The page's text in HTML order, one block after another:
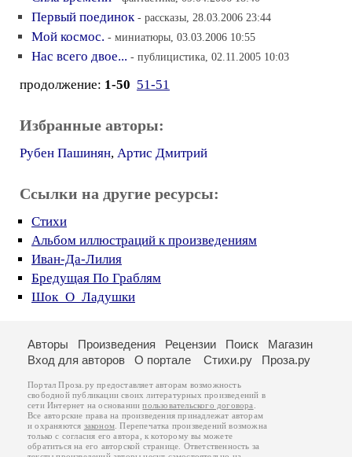
Первый поединок - рассказы, 28.03.2006 23:44
Мой космос. - миниатюры, 03.03.2006 10:55
Нас всего двое... - публицистика, 02.11.2005 10:03
продолжение: 1-50 51-51
Избранные авторы:
Рубен Пашинян, Артис Дмитрий
Ссылки на другие ресурсы:
Стихи
Альбом иллюстраций к произведениям
Иван-Да-Лилия
Бредущая По Граблям
Шок_О_Ладушки
Авторы Произведения Рецензии Поиск
Магазин
Вход для авторов
О портале Стихи.ру Проза.ру
Портал Проза.ру предоставляет авторам возможность
свободной публикации своих литературных произведений в
сети Интернет на основаниипользовательского договора.
Все авторские права на произведения принадлежат авторам
и охраняются законом. Перепечатка произведений возможна
только с согласия его автора, к которому вы можете
обратиться на его авторской странице. Ответственность за